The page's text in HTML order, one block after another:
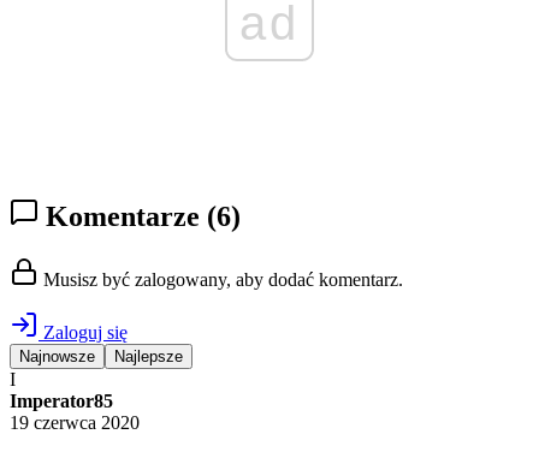
ad
Komentarze (6)
Musisz być zalogowany, aby dodać komentarz.
Zaloguj się
Najnowsze Najlepsze
I
Imperator85
19 czerwca 2020